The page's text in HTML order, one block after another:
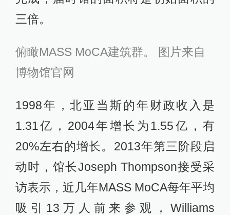
三倍。
俯瞰MASS MoCA建筑群。 图片来自
博物馆官网
1998年，北亚当斯的年财政收入是
1.31亿，2004年增长为1.55亿，有
20%左右的增长。2013年第三阶段启
动时，馆长Joseph Thompson接受采
访表示，近几年MASS MoCA每年平均
吸引13万人前来参观，Williams